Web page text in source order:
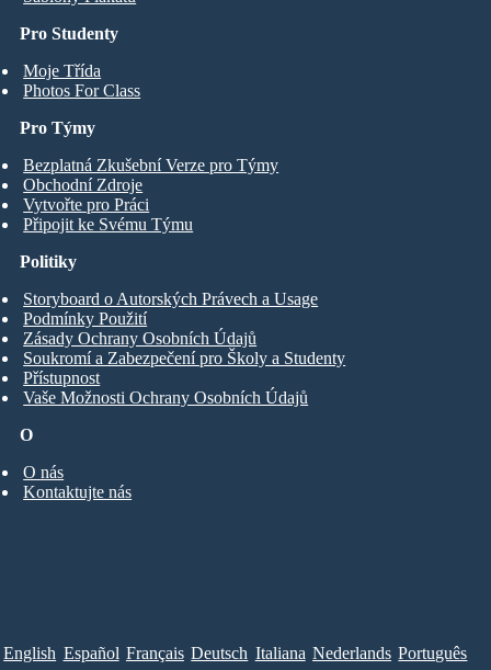
Pro Studenty
Moje Třída
Photos For Class
Pro Týmy
Bezplatná Zkušební Verze pro Týmy
Obchodní Zdroje
Vytvořte pro Práci
Připojit ke Svému Týmu
O
O nás
Kontaktujte nás
Politiky
Storyboard o Autorských Právech a Usage
Podmínky Použití
Zásady Ochrany Osobních Údajů
Soukromí a Zabezpečení pro Školy a Studenty
Přístupnost
Vaše Možnosti Ochrany Osobních Údajů
English Español Français Deutsch Italiana Nederlands Português